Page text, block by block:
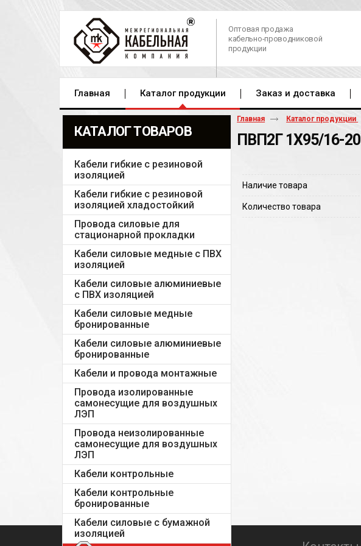
Оптовая продажа
кабельно-проводниковой
продукции
Главная Каталог продукции Заказ и доставка
КАТАЛОГ ТОВАРОВ
Кабели гибкие с резиновой
изоляцией
Кабели гибкие с резиновой
изоляцией хладостойкий
Провода силовые для
стационарной прокладки
Кабели силовые медные с ПВХ
изоляцией
Кабели силовые алюминиевые
с ПВХ изоляцией
Кабели силовые медные
бронированные
Кабели силовые алюминиевые
бронированные
Кабели и провода монтажные
Провода изолированные
самонесущие для воздушных
ЛЭП
Провода неизолированные
самонесущие для воздушных
ЛЭП
Кабели контрольные
Кабели контрольные
бронированные
Кабели силовые с бумажной
изоляцией
Главная Каталог продукции
ПВП2Г 1Х95/16-20
Наличие товара
Количество товара